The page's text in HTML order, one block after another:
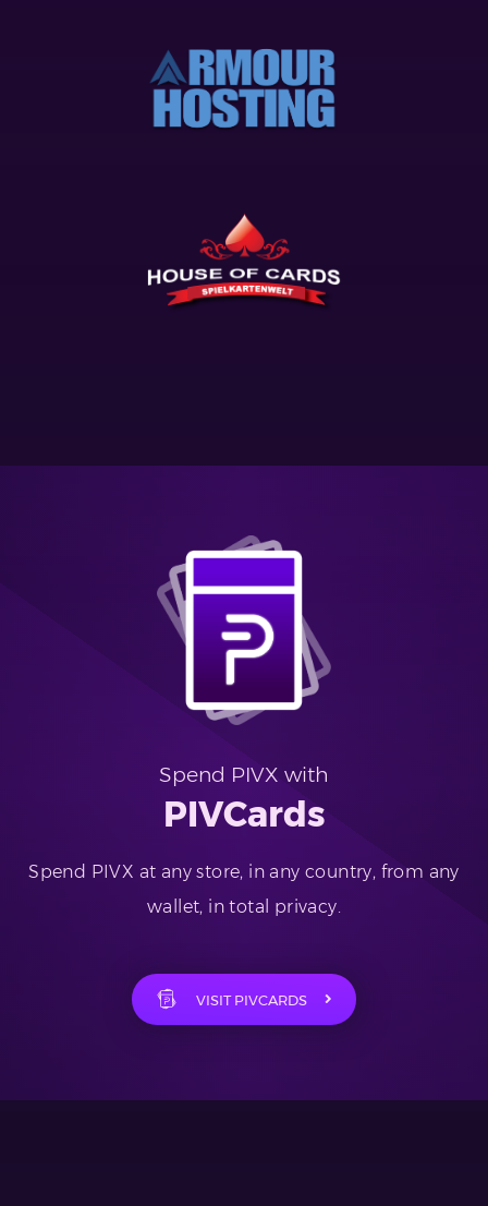
Spend PIVX with
PIVCards
Spend PIVX at any store, in any country, from any
wallet, in total privacy.
VISIT PIVCARDS